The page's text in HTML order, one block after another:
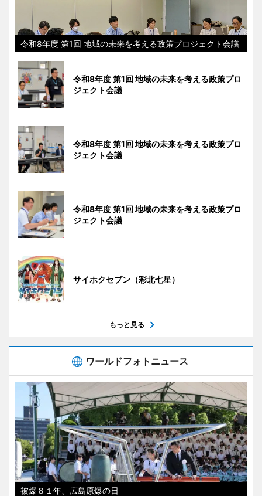
令和8年度 第1回 地域の未来を考える政策プロジェクト会議
令和8年度 第1回 地域の未来を考える政策プロ
ジェクト会議
令和8年度 第1回 地域の未来を考える政策プロ
ジェクト会議
令和8年度 第1回 地域の未来を考える政策プロ
ジェクト会議
サイホクセブン（彩北七星）
もっと見る
ワールドフォトニュース
被爆８１年、広島原爆の日